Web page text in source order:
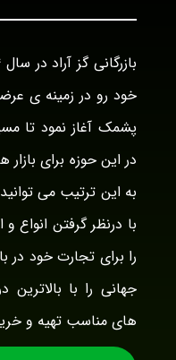
پشمک آغاز نمود تا
در این حوزه برای
به این ترتیب می
با درنظر گرفتن انواع
را برای تجارت خود در
جهانی را با
های مناسب تهیه و